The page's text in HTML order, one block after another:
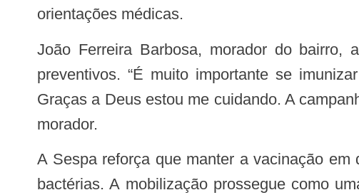
orientações médicas.
João Ferreira Barbosa, morador do bairro, aproveitou a campanha para atualizar a carteira de vacinação e fazer exames
preventivos. “É muito importante se
Graças a Deus estou me cuidando. A
morador.
A Sespa reforça que manter a vacinação em dia é essencial para evitar complicações graves e reduzir a circulação de vírus e
bactérias. A mobilização prossegue como